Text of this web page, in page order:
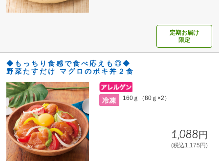
定期お届け
限定
◆もっちり食感で食べ応えも◎◆
野菜たすだけ マグロのポキ丼２食
160ｇ（80ｇ×2）
1,088円
(税込1,175円)